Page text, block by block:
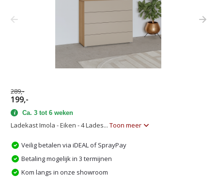
289,-
199,-
Ca. 3 tot 6 weken
Ladekast Imola - Eiken - 4 Lades...Toon meer
Veilig betalen via iDEAL of SprayPay
Betaling mogelijk in 3 termijnen
Kom langs in onze showroom